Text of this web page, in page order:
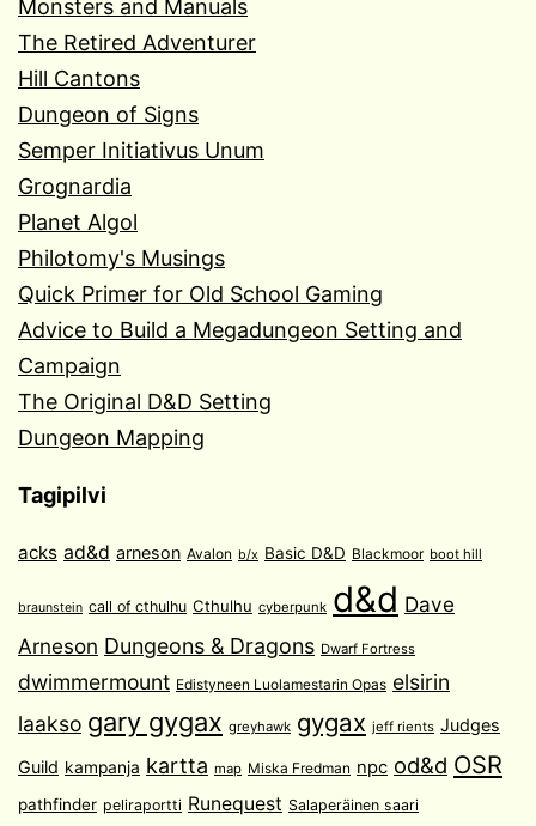
Monsters and Manuals
The Retired Adventurer
Hill Cantons
Dungeon of Signs
Semper Initiativus Unum
Grognardia
Planet Algol
Philotomy's Musings
Quick Primer for Old School Gaming
Advice to Build a Megadungeon Setting and
Campaign
The Original D&D Setting
Dungeon Mapping
Tagipilvi
acks ad&d arneson Avalon b/x Basic D&D Blackmoor boot hill
braunstein call of cthulhu Cthulhu cyberpunk d&d Dave
Arneson Dungeons & Dragons Dwarf Fortress
dwimmermount Edistyneen Luolamestarin Opas elsirin
laakso gary gygax greyhawk gygax jeff rients Judges
Guild kampanja kartta map Miska Fredman npc od&d OSR
pathfinder peliraportti Runequest Salaperäinen saari